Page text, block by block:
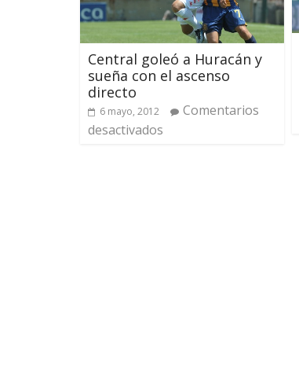
Central goleó a Huracán y
sueña con el ascenso
directo
6 mayo, 2012
Comentarios
desactivados